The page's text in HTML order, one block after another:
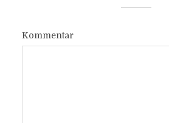
Kommentar